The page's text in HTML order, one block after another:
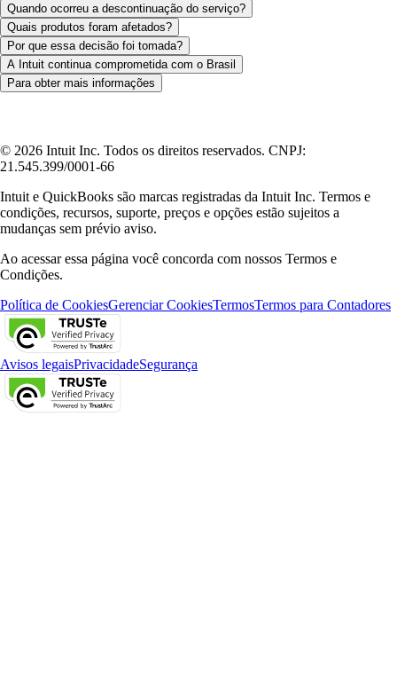
Quando ocorreu a descontinuação do serviço?
Quais produtos foram afetados?
Por que essa decisão foi tomada?
A Intuit continua comprometida com o Brasil
Para obter mais informações
© 2026 Intuit Inc. Todos os direitos reservados. CNPJ:
21.545.399/0001-66
Intuit e QuickBooks são marcas registradas da Intuit Inc. Termos e
condições, recursos, suporte, preços e opções estão sujeitos a
mudanças sem prévio aviso.
Ao acessar essa página você concorda com nossos Termos e
Condições.
Política de CookiesGerenciar CookiesTermosTermos para Contadores
Avisos legaisPrivacidadeSegurança